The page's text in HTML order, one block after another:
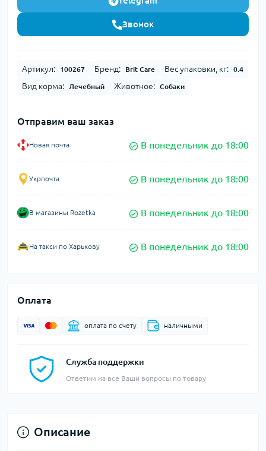
Звонок
Артикул: 100267 Бренд: Brit Care Вес упаковки, кг: 0.4
Вид корма: Лечебный Животное: Собаки
Отправим ваш заказ
Новая почта В понедельник до 18:00
Укрпочта В понедельник до 18:00
В магазины Rozetka В понедельник до 18:00
На такси по Харькову В понедельник до 18:00
Оплата
оплата по счету наличными
Служба поддержки
Ответим на все Ваши вопросы по товару
Описание